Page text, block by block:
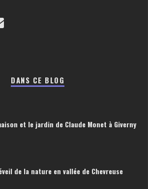
DANS CE BLOG
et le jardin de Claude Monet à Giverny
de la nature en vallée de Chevreuse